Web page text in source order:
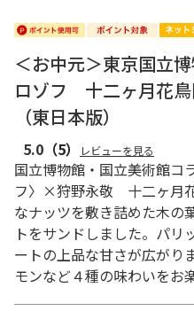
＜お中元＞東京国
ロゾフ 十二ヶ月花
（東日本版）
5.0 （5） レビューを見る
国立博物館・国立美術館コ
フ〉×狩野永敬 十二ヶ月
なナッツを敷き詰めた木の
トをサンドしました。パリ
ートの上品な甘さが広がり
モンなど４種の味わいをお